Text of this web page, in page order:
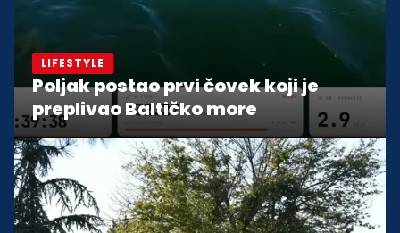
LIFESTYLE
Poljak postao prvi čovek koji je
preplivao Baltičko more